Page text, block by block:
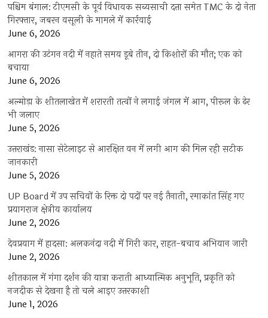
पश्चिम बंगाल: टीएमसी के पूर्व विधायक सब्यसाची दत्ता समेत TMC के दो नेता
गिरफ्तार, जबरन वसूली के मामले में कार्रवाई
June 6, 2026
आगरा की उटंगन नदी में नहाते समय डूबे तीन, दो किशोरों की मौत; एक को
बचाया
June 6, 2026
अल्मोड़ा के शीतलाखेत में शरारती तत्वों ने लगाई जंगल में आग, पीरूल के ढेर
भी जलाए
June 5, 2026
उत्तराखंड: नासा सेटेलाइट से आरक्षित वन में लगी आग की मिल रही सटीक
जानकारी
June 5, 2026
UP Board में उप सचिवों के रिक्त दो पदों पर नई तैनाती, रमाकांत सिंह गए
प्रयागराज क्षेत्रीय कार्यालय
June 2, 2026
देवप्रयाग में हादसा: अलकनंदा नदी में गिरी कार, राहत-बचाव अभियान जारी
June 2, 2026
शीतकाल में गंगा दर्शन की यात्रा कराती आध्यात्मिक अनुभूति, प्रकृति को
नजदीक से देखना है तो चले आइए उत्तरकाशी
June 1, 2026